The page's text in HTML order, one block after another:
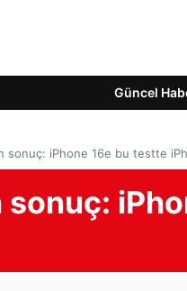
Güncel
sonuç: iPhone 16e bu testte